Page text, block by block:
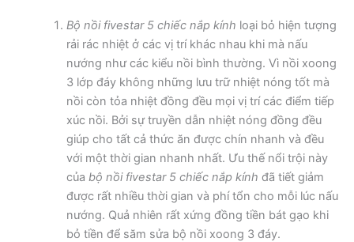
Bộ nồi fivestar 5 chiếc nắp kính loại bỏ hiện tượng
rải rác nhiệt ở các vị trí khác nhau khi mà nấu
nướng như các kiểu nồi bình thường. Vì nồi xoong
3 lớp đáy không những lưu trữ nhiệt nóng tốt mà
nồi còn tỏa nhiệt đồng đều mọi vị trí các điểm tiếp
xúc nồi. Bởi sự truyền dẫn nhiệt nóng đồng đều
giúp cho tất cả thức ăn được chín nhanh và đều
với một thời gian nhanh nhất. Ưu thế nổi trội này
của bộ nồi fivestar 5 chiếc nắp kính đã tiết giảm
được rất nhiều thời gian và phí tổn cho mỗi lúc nấu
nướng. Quả nhiên rất xứng đồng tiền bát gạo khi
bỏ tiền để săm sửa bộ nồi xoong 3 đáy.